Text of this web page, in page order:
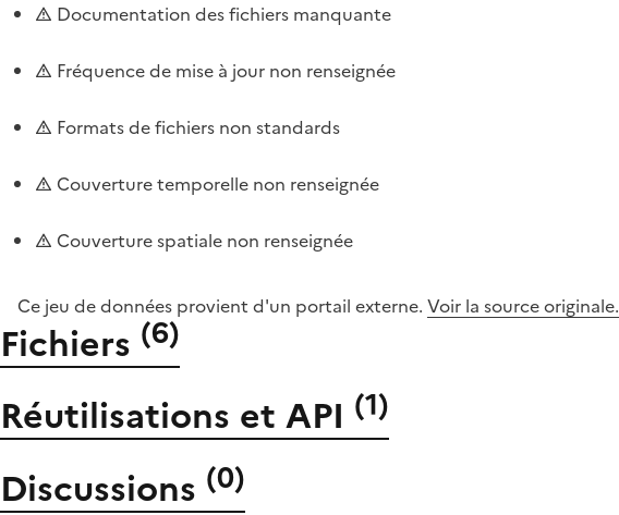
Documentation des fichiers manquante
Fréquence de mise à jour non renseignée
Formats de fichiers non standards
Couverture temporelle non renseignée
Couverture spatiale non renseignée
Ce jeu de données provient d'un portail externe. Voir la source originale.
Fichiers (6)
Réutilisations et API (1)
Discussions (0)